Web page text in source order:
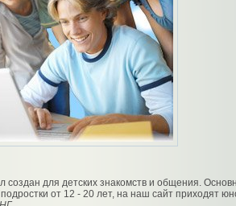
создан для детских знакомств и общения.
от 12 - 20 лет, на наш сайт приходят